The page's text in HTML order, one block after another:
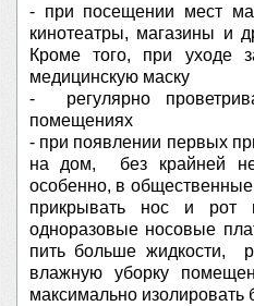
- при посещении мест
кинотеатры, магазины и
Кроме того, при уходе
медицинскую маску
- регулярно
помещениях
- при появлении первых
на дом, без крайней
особенно, в
прикрывать нос и рот
одноразовые носовые
пить больше жидкости,
влажную уборку
максимально изолировать